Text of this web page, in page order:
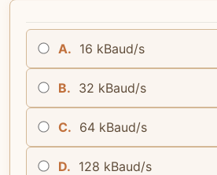
A. 16 kBaud/s
B. 32 kBaud/s
C. 64 kBaud/s
D. 128 kBaud/s